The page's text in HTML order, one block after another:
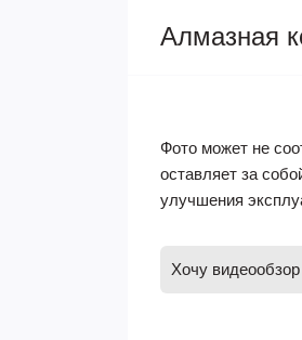
Алмазная
Фото может не
оставляет за
улучшения
Хочу видеообзор